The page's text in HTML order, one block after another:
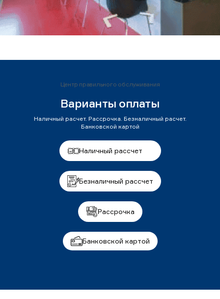
Центр правильного обслуживания
Варианты оплаты
Наличный расчет. Рассрочка. Безналичный расчет.
Банковской картой
Наличный рассчет
Безналичный рассчет
Рассрочка
Банковской картой